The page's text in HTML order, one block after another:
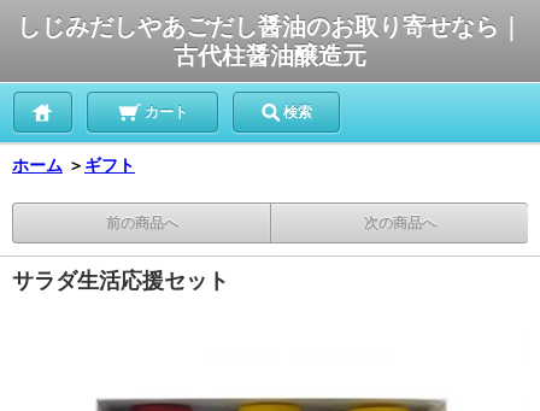
しじみだしやあごだし醤油のお取り寄せなら｜
古代柱醤油醸造元
カート 検索
ホーム ＞ ギフト
前の商品へ 次の商品へ
サラダ生活応援セット